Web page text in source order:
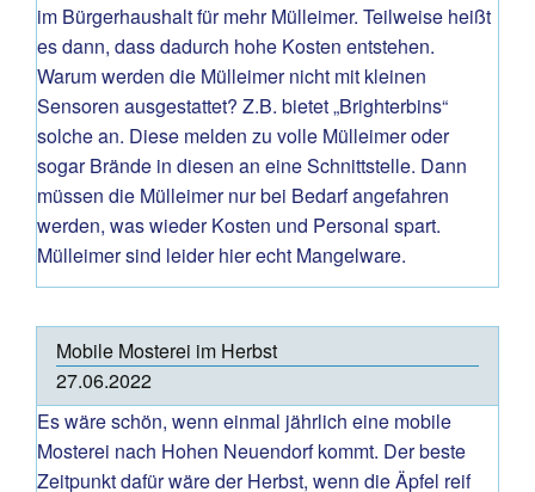
im Bürgerhaushalt für mehr Mülleimer. Teilweise heißt
es dann, dass dadurch hohe Kosten entstehen.
Warum werden die Mülleimer nicht mit kleinen
Sensoren ausgestattet? Z.B. bietet „Brighterbins“
solche an. Diese melden zu volle Mülleimer oder
sogar Brände in diesen an eine Schnittstelle. Dann
müssen die Mülleimer nur bei Bedarf angefahren
werden, was wieder Kosten und Personal spart.
Mülleimer sind leider hier echt Mangelware.
Mobile Mosterei im Herbst
27.06.2022
Es wäre schön, wenn einmal jährlich eine mobile
Mosterei nach Hohen Neuendorf kommt. Der beste
Zeitpunkt dafür wäre der Herbst, wenn die Äpfel reif